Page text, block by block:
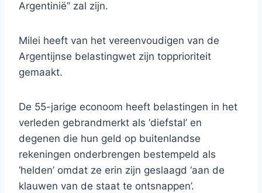
Argentinië” zal zijn.
Milei heeft van het vereenvoudigen van de
Argentijnse belastingwet zijn topprioriteit
gemaakt.
De 55-jarige econoom heeft belastingen in het
verleden gebrandmerkt als ‘diefstal’ en
degenen die hun geld op buitenlandse
rekeningen onderbrengen bestempeld als
‘helden’ omdat ze erin zijn geslaagd ‘aan de
klauwen van de staat te ontsnappen’.